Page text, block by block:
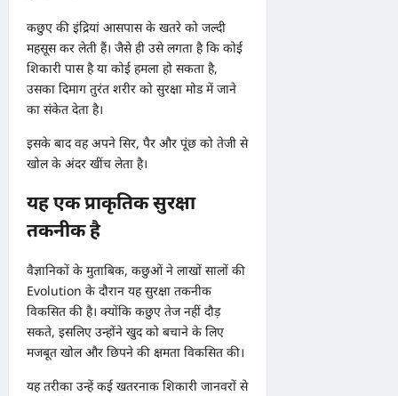
कछुए की इंद्रियां आसपास के खतरे को जल्दी
महसूस कर लेती हैं। जैसे ही उसे लगता है कि कोई
शिकारी पास है या कोई हमला हो सकता है,
उसका दिमाग तुरंत शरीर को सुरक्षा मोड में जाने
का संकेत देता है।
इसके बाद वह अपने सिर, पैर और पूंछ को तेजी से
खोल के अंदर खींच लेता है।
यह एक प्राकृतिक सुरक्षा
तकनीक है
वैज्ञानिकों के मुताबिक, कछुओं ने लाखों सालों की
Evolution के दौरान यह सुरक्षा तकनीक
विकसित की है। क्योंकि कछुए तेज नहीं दौड़
सकते, इसलिए उन्होंने खुद को बचाने के लिए
मजबूत खोल और छिपने की क्षमता विकसित की।
यह तरीका उन्हें कई खतरनाक शिकारी जानवरों से